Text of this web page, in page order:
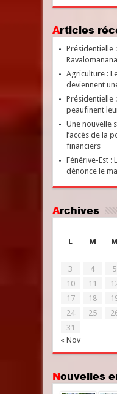
Articles
Présidentielle
Agriculture :
deviennent
Présidentielle
peaufinent
Une nouvelle
l’accès de la
financiers
Fénérive-Est :
dénonce le
Archives
L
M M
« Nov
3
4 5
10
11
17
18
24
25
31
Nouvelles